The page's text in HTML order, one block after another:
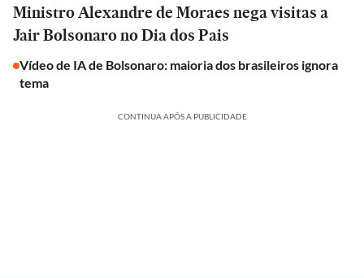
Ministro Alexandre de Moraes nega visitas a
Jair Bolsonaro no Dia dos Pais
Vídeo de IA de Bolsonaro: maioria dos brasileiros ignora
tema
CONTINUA APÓS A PUBLICIDADE